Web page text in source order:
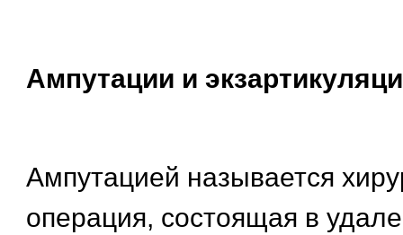
Ампутации и
Ампутацией называется
операция, состоящая в